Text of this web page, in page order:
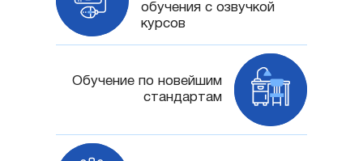
обучения с озвучкой
курсов
Обучение по новейшим
стандартам